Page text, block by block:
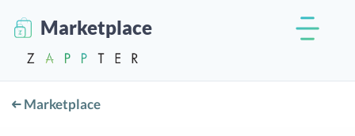
Marketplace
Marketplace